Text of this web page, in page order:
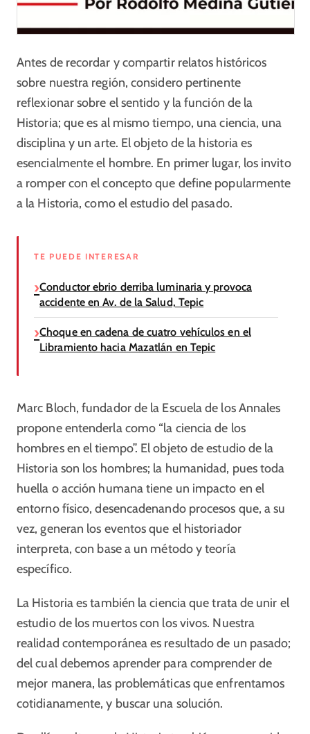
Antes de recordar y compartir relatos históricos
sobre nuestra región, considero pertinente
reflexionar sobre el sentido y la función de la
Historia; que es al mismo tiempo, una ciencia, una
disciplina y un arte. El objeto de la historia es
esencialmente el hombre. En primer lugar, los invito
a romper con el concepto que define popularmente
a la Historia, como el estudio del pasado.
TE PUEDE INTERESAR
Conductor ebrio derriba luminaria y provoca
accidente en Av. de la Salud, Tepic
Choque en cadena de cuatro vehículos en el
Libramiento hacia Mazatlán en Tepic
Marc Bloch, fundador de la Escuela de los Annales
propone entenderla como “la ciencia de los
hombres en el tiempo”. El objeto de estudio de la
Historia son los hombres; la humanidad, pues toda
huella o acción humana tiene un impacto en el
entorno físico, desencadenando procesos que, a su
vez, generan los eventos que el historiador
interpreta, con base a un método y teoría
específico.
La Historia es también la ciencia que trata de unir el
estudio de los muertos con los vivos. Nuestra
realidad contemporánea es resultado de un pasado;
del cual debemos aprender para comprender de
mejor manera, las problemáticas que enfrentamos
cotidianamente, y buscar una solución.